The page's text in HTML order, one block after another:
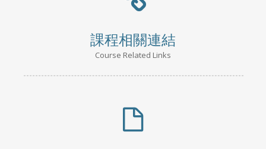
課程相關連結
Course Related Links